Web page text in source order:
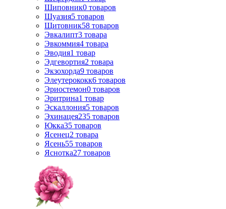
Шиповник0 товаров
Шуазия5 товаров
Щитовник58 товаров
Эвкалипт3 товара
Эвкоммия4 товара
Эводия1 товар
Эдгевортия2 товара
Экзохорда9 товаров
Элеутерококк6 товаров
Эриостемон0 товаров
Эритрина1 товар
Эскаллония5 товаров
Эхинацея235 товаров
Юкка35 товаров
Ясенец2 товара
Ясень55 товаров
Яснотка27 товаров